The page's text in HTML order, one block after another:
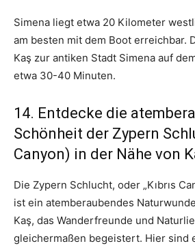
Simena liegt etwa 20 Kilometer
am besten mit dem Boot erreichbar.
Kaş zur antiken Stadt Simena auf
etwa 30-40 Minuten.
14. Entdecke die
Schönheit der Zypern
Canyon) in der Nähe von
Die Zypern Schlucht, oder „Kıbrıs
ist ein atemberaubendes
Kaş, das Wanderfreunde und
gleichermaßen begeistert. Hier sind